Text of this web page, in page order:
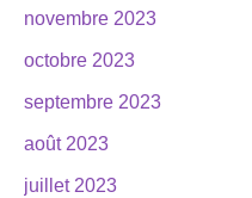
novembre 2023
octobre 2023
septembre 2023
août 2023
juillet 2023